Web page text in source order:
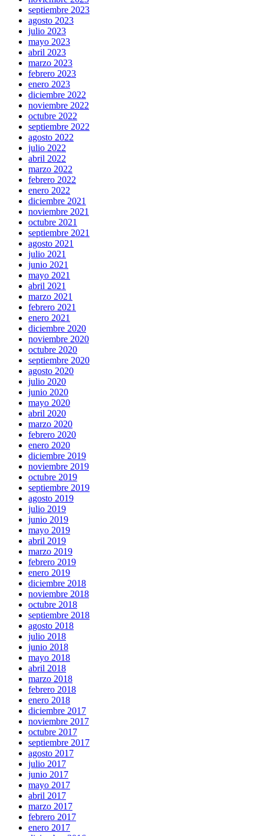
septiembre 2023
agosto 2023
julio 2023
mayo 2023
abril 2023
marzo 2023
febrero 2023
enero 2023
diciembre 2022
noviembre 2022
octubre 2022
septiembre 2022
agosto 2022
julio 2022
abril 2022
marzo 2022
febrero 2022
enero 2022
diciembre 2021
noviembre 2021
octubre 2021
septiembre 2021
agosto 2021
julio 2021
junio 2021
mayo 2021
abril 2021
marzo 2021
febrero 2021
enero 2021
diciembre 2020
noviembre 2020
octubre 2020
septiembre 2020
agosto 2020
julio 2020
junio 2020
mayo 2020
abril 2020
marzo 2020
febrero 2020
enero 2020
diciembre 2019
noviembre 2019
octubre 2019
septiembre 2019
agosto 2019
julio 2019
junio 2019
mayo 2019
abril 2019
marzo 2019
febrero 2019
enero 2019
diciembre 2018
noviembre 2018
octubre 2018
septiembre 2018
agosto 2018
julio 2018
junio 2018
mayo 2018
abril 2018
marzo 2018
febrero 2018
enero 2018
diciembre 2017
noviembre 2017
octubre 2017
septiembre 2017
agosto 2017
julio 2017
junio 2017
mayo 2017
abril 2017
marzo 2017
febrero 2017
enero 2017